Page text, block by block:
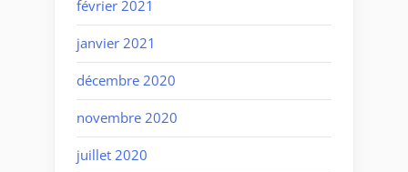
février 2021
janvier 2021
décembre 2020
novembre 2020
juillet 2020